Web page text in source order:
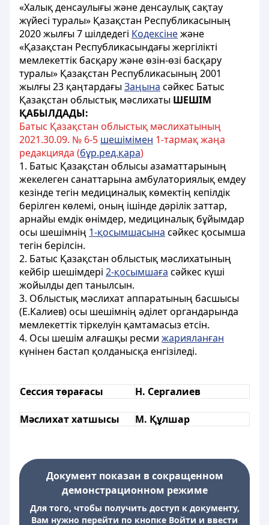
«Халық денсаулығы және денсаулық сақтау
жүйесі туралы» Қазақстан Республикасының
2020 жылғы 7 шілдедегі Кодексінежәне
«Қазақстан Республикасындағы жергілікті
мемлекеттік басқару және өзін-өзі басқару
туралы» Қазақстан Республикасының 2001
жылғы 23 қаңтардағыЗаңына сәйкес Батыс
Қазақстан облыстық мәслихаты ШЕШІМ
ҚАБЫЛДАДЫ:
Батыс Қазақстан облыстық мәслихатының
2021.30.09. № 6-5 шешімімен 1-тармақ жаңа
редакцияда (бұр.ред.қара)
1. Батыс Қазақстан облысы азаматтарының
жекелеген санаттарына амбулаториялық емдеу
кезінде тегін медициналық көмектің кепілдік
берілген көлемі, оның ішінде дәрілік заттар,
арнайы емдік өнімдер, медициналық бұйымдар
осы шешімнің 1-қосымшасына сәйкес қосымша
тегін берілсін.
2. Батыс Қазақстан облыстық мәслихатының
кейбір шешімдері 2-қосымшаға сәйкес күші
жойылды деп танылсын.
3. Облыстық мәслихат аппаратының басшысы
(Е.Калиев) осы шешімнің әділет органдарында
мемлекеттік тіркелуін қамтамасыз етсін.
4. Осы шешім алғашқы ресми жарияланған
күнінен бастап қолданысқа енгізіледі.
Сессия төрағасы Н. Сергалиев
Мәслихат хатшысы М. Құлшар
Документ показан в сокращенном
демонстрационном режиме
Для того, чтобы получить доступ к документу,
Вам нужно перейти по кнопке Войти и ввести